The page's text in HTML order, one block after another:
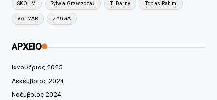
SKOLIM Sylwia Grzeszczak T. Danny Tobias Rahim
VALMAR ZYGGA
ΑΡΧΕΙΟ
Ιανουάριος 2025
Δεκέμβριος 2024
Νοέμβριος 2024